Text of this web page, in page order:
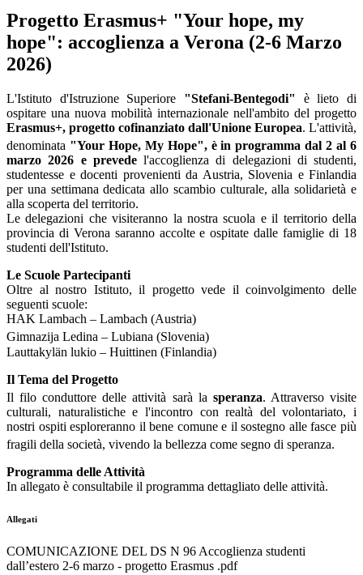
Progetto Erasmus+ "Your hope, my
hope": accoglienza a Verona (2-6 Marzo
2026)
L'Istituto d'Istruzione Superiore "Stefani-Bentegodi"
è lieto di
ospitare una nuova mobilità internazionale nell'ambito del progetto
Erasmus+, progetto cofinanziato dall'Unione Europea. L'attività,
denominata "Your Hope, My Hope", è in programmadal2 al 6
marzo 2026 e prevedel'accoglienza di delegazioni di studenti,
studentesse e docenti provenienti da Austria, Slovenia e Finlandia
per una settimana dedicata allo scambio culturale, alla solidarietà e
alla scoperta del territorio.
Le delegazioni che visiteranno la nostra scuola e il territorio della
provincia di Verona saranno accolte e ospitate dalle famiglie di 18
studenti dell'Istituto.
Le Scuole Partecipanti
Oltre al nostro Istituto, il progetto vede il coinvolgimento delle
seguenti scuole:
HAK Lambach – Lambach (Austria)
Gimnazija Ledina – Lubiana (Slovenia)
Lauttakylän lukio – Huittinen (Finlandia)
Il Tema del Progetto
Il filo conduttore delle attività sarà la speranza. Attraverso visite
culturali, naturalistiche e l'incontro con realtà del volontariato, i
nostri ospiti esploreranno il bene comune e il sostegno alle fasce più
fragili della società, vivendo la bellezza come segno di speranza.
Programma delle Attività
In allegato è consultabile il programma dettagliato delle attività.
Allegati
COMUNICAZIONE DEL DS N 96 Accoglienza studenti
dall’estero 2-6 marzo - progetto Erasmus .pdf